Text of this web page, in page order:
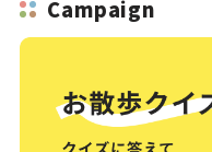
Campaign